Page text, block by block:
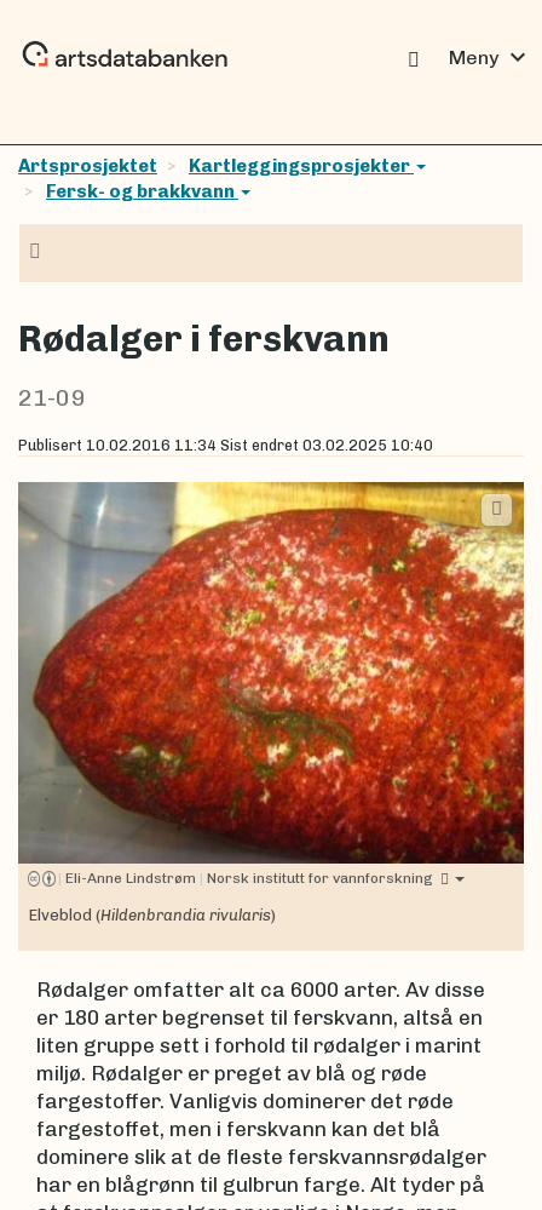
Meny expand_more
Artsprosjektet
Kartleggingsprosjekter
Fersk- og brakkvann
Rødalger i ferskvann
21-09
Publisert 10.02.2016 11:34 Sist endret 03.02.2025 10:40
| Eli-Anne Lindstrøm | Norsk institutt for vannforskning
Elveblod (Hildenbrandia rivularis)
Rødalger omfatter alt ca 6000 arter. Av disse
er 180 arter begrenset til ferskvann, altså en
liten gruppe sett i forhold til rødalger i marint
miljø. Rødalger er preget av blå og røde
fargestoffer. Vanligvis dominerer det røde
fargestoffet, men i ferskvann kan det blå
dominere slik at de fleste ferskvannsrødalger
har en blågrønn til gulbrun farge. Alt tyder på